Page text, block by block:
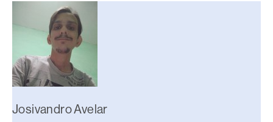
o
o
s
n
p n
Josivandro Avelar